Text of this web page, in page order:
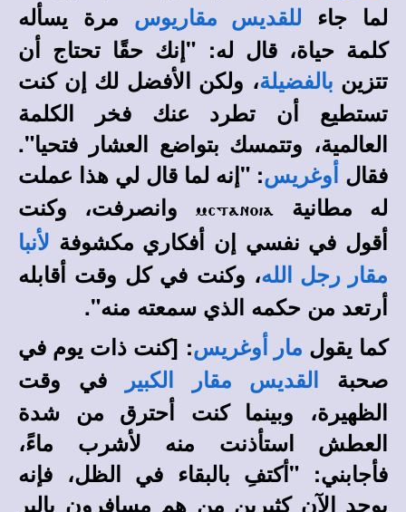
لما جاء
للقديس مقاريوس
مرة يسأله
كلمة حياة، قال له: "إنك حقًا تحتاج أن
تتزين بالفضيلة، ولكن الأفضل لك إن كنت
تستطيع أن تطرد عنك فخر الكلمة
العالمية، وتتمسك بتواضع العشار فتحيا".
فقال
أوغريس: "إنه لما قال لي هذا عملت
له مطانية
metanoia وانصرفت، وكنت
أقول في نفسي إن أفكاري مكشوفة لأنبا
مقار رجل
الله، وكنت في كل وقت أقابله
أرتعد من حكمه الذي سمعته منه".
كما يقول مار أوغريس: [كنت ذات يوم في
صحبة
القديس مقار الكبير
في وقت
الظهيرة، وبينما كنت أحترق من شدة
العطش استأذنت منه لأشرب ماءً،
فأجابني: "أكتفِ بالبقاء في الظل، فإنه
يوجد الآن كثيرين من هم مسافرون بالبر